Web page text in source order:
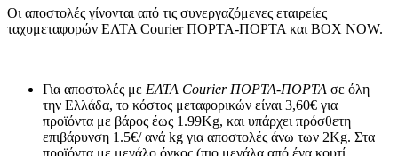
Οι αποστολές γίνονται από τις συνεργαζόμενες εταιρείες
ταχυμεταφορών ΕΛΤΑ Courier ΠΟΡΤΑ-ΠΟΡΤΑ και BOX NOW.
Για αποστολές με ΕΛΤΑ Courier ΠΟΡΤΑ-ΠΟΡΤΑ σε όλη
την Ελλάδα, το κόστος μεταφορικών είναι 3,60€ για
προϊόντα με βάρος έως 1.99Kg, και υπάρχει πρόσθετη
επιβάρυνση 1.5€/ ανά kg για αποστολές άνω των 2Κg. Στα